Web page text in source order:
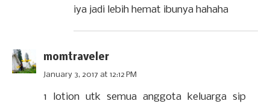
iya jadi lebih hemat ibunya hahaha
momtraveler
January 3, 2017 at 12:12 PM
1 lotion utk semua anggota keluarga sip